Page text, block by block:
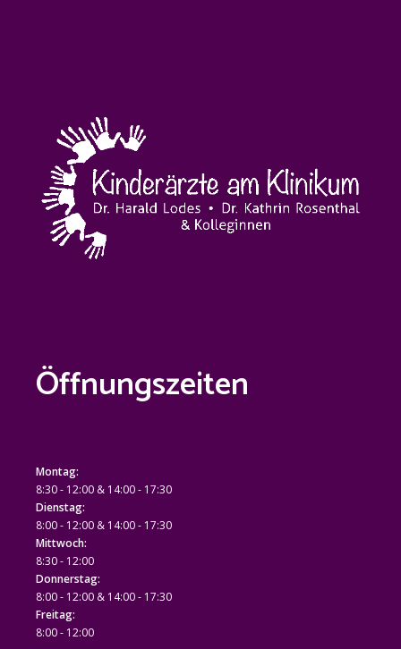
Öffnungszeiten
Montag:
8:30 - 12:00 & 14:00 - 17:30
Dienstag:
8:00 - 12:00 & 14:00 - 17:30
Mittwoch:
8:30 - 12:00
Donnerstag:
8:00 - 12:00 & 14:00 - 17:30
Freitag:
8:00 - 12:00